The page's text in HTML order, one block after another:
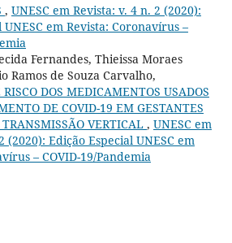
, UNESC em Revista: v. 4 n. 2 (2020):
UNESC em Revista: Coronavírus –
Fernandes, Thieissa Moraes
Ramos de Souza Carvalho,
DOS MEDICAMENTOS USADOS
DE COVID-19 EM GESTANTES
VERTICAL , UNESC em
(2020): Edição Especial UNESC em
– COVID-19/Pandemia